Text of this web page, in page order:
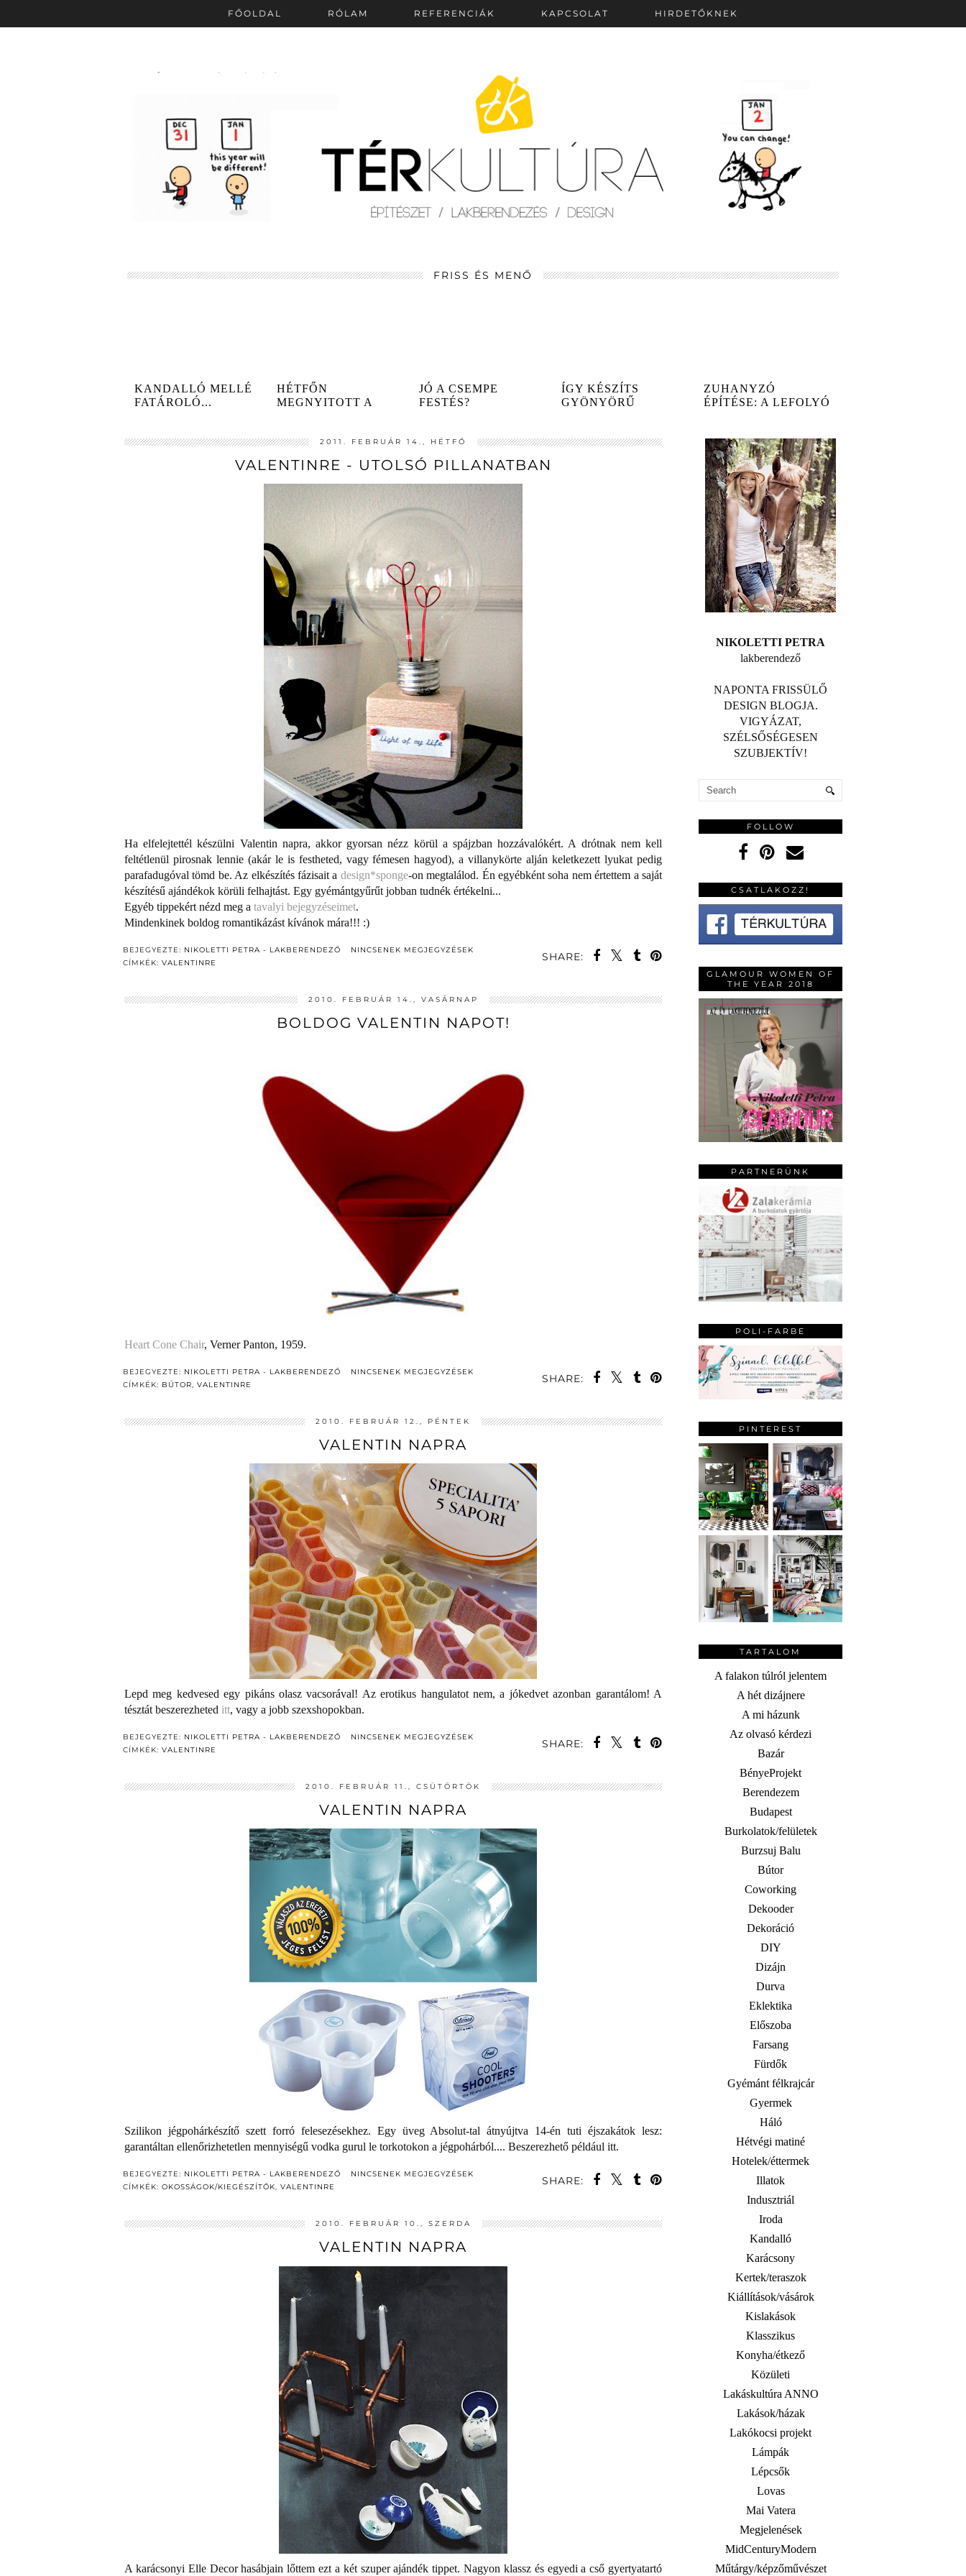
FŐOLDAL RÓLAM REFERENCIÁK KAPCSOLAT HIRDETŐKNEK
FRISS ÉS MENŐ
KANDALLÓ MELLÉ
FATÁROLÓ...
HÉTFŐN
MEGNYITOTT A
JÓ A CSEMPE
FESTÉS?
ÍGY KÉSZÍTS
GYÖNYÖRŰ
ZUHANYZÓ
ÉPÍTÉSE: A LEFOLYÓ
2011. FEBRUÁR 14., HÉTFŐ
VALENTINRE - UTOLSÓ PILLANATBAN
Ha elfelejtettél készülni Valentin napra, akkor gyorsan nézz körül a spájzban hozzávalókért. A drótnak nem kell
feltétlenül pirosnak lennie (akár le is festheted, vagy fémesen hagyod), a villanykörte alján keletkezett lyukat pedig
parafadugóval tömd be. Az elkészítés fázisait a design*sponge-on megtalálod. Én egyébként soha nem értettem a saját
készítésű ajándékok körüli felhajtást. Egy gyémántgyűrűt jobban tudnék értékelni...
Egyéb tippekért nézd meg a tavalyi bejegyzéseimet.
Mindenkinek boldog romantikázást kívánok mára!!! :)
SHARE:
BEJEGYEZTE: NIKOLETTI PETRA - LAKBERENDEZŐ
NINCSENEK MEGJEGYZÉSEK
CÍMKÉK: VALENTINRE
2010. FEBRUÁR 14., VASÁRNAP
BOLDOG VALENTIN NAPOT!
Heart Cone Chair, Verner Panton, 1959.
SHARE:
BEJEGYEZTE: NIKOLETTI PETRA - LAKBERENDEZŐ
NINCSENEK MEGJEGYZÉSEK
CÍMKÉK: BÚTOR, VALENTINRE
2010. FEBRUÁR 12., PÉNTEK
VALENTIN NAPRA
Lepd meg kedvesed egy pikáns olasz vacsorával! Az erotikus hangulatot nem, a jókedvet azonban garantálom! A
tésztát beszerezheted itt, vagy a jobb szexshopokban.
SHARE:
BEJEGYEZTE: NIKOLETTI PETRA - LAKBERENDEZŐ
NINCSENEK MEGJEGYZÉSEK
CÍMKÉK: VALENTINRE
2010. FEBRUÁR 11., CSÜTÖRTÖK
VALENTIN NAPRA
Szilikon jégpohárkészítő szett forró felesezésekhez. Egy üveg Absolut-tal átnyújtva 14-én tuti éjszakátok lesz:
garantáltan ellenőrizhetetlen mennyiségű vodka gurul le torkotokon a jégpohárból.... Beszerezhető például itt.
SHARE:
BEJEGYEZTE: NIKOLETTI PETRA - LAKBERENDEZŐ
NINCSENEK MEGJEGYZÉSEK
CÍMKÉK: OKOSSÁGOK/KIEGÉSZÍTŐK, VALENTINRE
2010. FEBRUÁR 10., SZERDA
VALENTIN NAPRA
A karácsonyi Elle Decor hasábjain lőttem ezt a két szuper ajándék tippet. Nagyon klassz és egyedi a cső gyertyatartó
NIKOLETTI PETRA
lakberendező
NAPONTA FRISSÜLŐ
DESIGN BLOGJA.
VIGYÁZAT,
SZÉLSŐSÉGESEN
SZUBJEKTÍV!
FOLLOW
CSATLAKOZZ!
GLAMOUR WOMEN OF
THE YEAR 2018
PARTNERÜNK
POLI-FARBE
PINTEREST
TARTALOM
A falakon túlról jelentem
A hét dizájnere
A mi házunk
Az olvasó kérdezi
Bazár
BényeProjekt
Berendezem
Budapest
Burkolatok/felületek
Burzsuj Balu
Bútor
Coworking
Dekooder
Dekoráció
DIY
Dizájn
Durva
Eklektika
Előszoba
Farsang
Fürdők
Gyémánt félkrajcár
Gyermek
Háló
Hétvégi matiné
Hotelek/éttermek
Illatok
Indusztriál
Iroda
Kandalló
Karácsony
Kertek/teraszok
Kiállítások/vásárok
Kislakások
Klasszikus
Konyha/étkező
Közületi
Lakáskultúra ANNO
Lakások/házak
Lakókocsi projekt
Lámpák
Lépcsők
Lovas
Mai Vatera
Megjelenések
MidCenturyModern
Műtárgy/képzőművészet